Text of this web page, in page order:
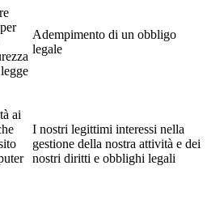
Adempimento di un obbligo
legale
ai
I nostri legittimi interessi nella
gestione della nostra attività e dei
nostri diritti e obblighi legali